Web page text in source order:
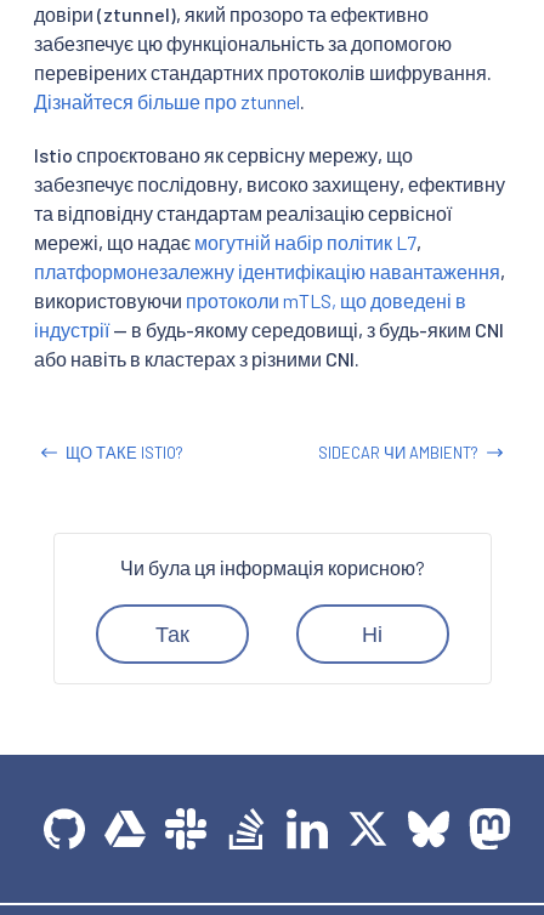
довіри (ztunnel), який прозоро та ефективно
забезпечує цю функціональність за допомогою
перевірених стандартних протоколів шифрування.
Дізнайтеся більше про ztunnel
Istio спроєктовано як сервісну мережу, що
забезпечує послідовну, високо захищену, ефективну
та відповідну стандартам реалізацію сервісної
мережі, що надає могутній набір політик L7,
платформонезалежну ідентифікацію навантаження,
використовуючи протоколи mTLS, що доведені в
індустрії— в будь-якому середовищі, з будь-яким CNI
або навіть в кластерах з різними CNI.
ЩО ТАКЕ ISTIO? SIDECAR ЧИ AMBIENT?
Чи була ця інформація корисною?
Так Ні